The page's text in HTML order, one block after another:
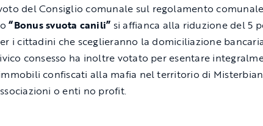
del Consiglio comunale sul regolamento
“Bonus svuota canili” si affianca alla riduzione del 5
i cittadini che sceglieranno la domiciliazione
consesso ha inoltre votato per esentare
confiscati alla mafia nel territorio di
o enti no profit.